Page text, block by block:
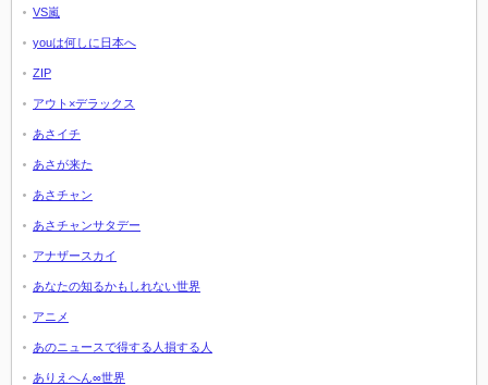
VS嵐
youは何しに日本へ
ZIP
アウト×デラックス
あさイチ
あさが来た
あさチャン
あさチャンサタデー
アナザースカイ
あなたの知るかもしれない世界
アニメ
あのニュースで得する人損する人
ありえへん∞世界